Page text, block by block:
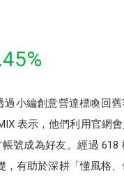
小編創意營達標喚回
表示，他們利用官網
號成為好友。經過 618
有助於深耕「懂風格、